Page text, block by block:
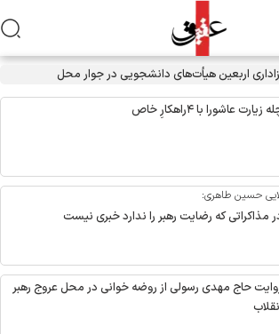
اربعین هیأت‌های دانشجویی در جوار محل شهادت
عاشورا با ۴راهکارِ خاص
حسین طاهری:
که رضایت رهبر را ندارد خبری نیست
حاج مهدی رسولی از روضه خوانی در محل عروج رهبر